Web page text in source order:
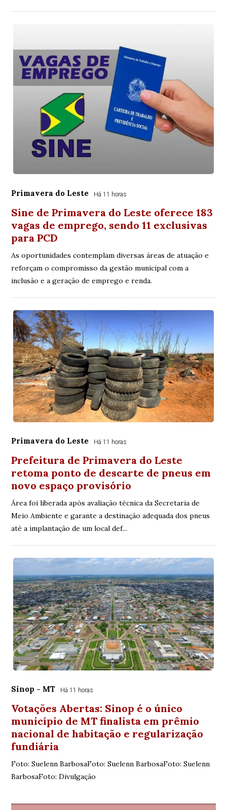
Primavera do Leste Há 11 horas
Sine de Primavera do Leste oferece 183
vagas de emprego, sendo 11 exclusivas
para PCD
As oportunidades contemplam diversas áreas de atuação e
reforçam o compromisso da gestão municipal com a
inclusão e a geração de emprego e renda.
Primavera do Leste Há 11 horas
Prefeitura de Primavera do Leste
retoma ponto de descarte de pneus em
novo espaço provisório
Área foi liberada após avaliação técnica da Secretaria de
Meio Ambiente e garante a destinação adequada dos pneus
até a implantação de um local def...
Sinop - MT Há 11 horas
Votações Abertas: Sinop é o único
município de MT finalista em prêmio
nacional de habitação e regularização
fundiária
Foto: Suelenn BarbosaFoto: Suelenn BarbosaFoto: Suelenn
BarbosaFoto: Divulgação